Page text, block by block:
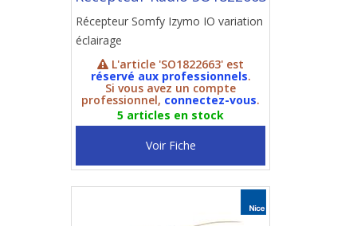
Récepteur Somfy Izymo IO variation
éclairage
L'article 'SO1822663' est
réservé aux professionnels.
Si vous avez un compte
professionnel, connectez-vous.
5 articles en stock
Voir Fiche